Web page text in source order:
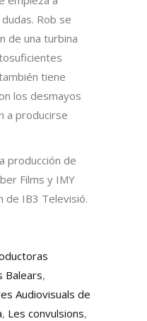
Rob se
de una turbina
tiene
los desmayos
a producirse
producción de
Films y IMY
de IB3 Televisió.
Balears,
Audiovisuals de
, Les convulsions,